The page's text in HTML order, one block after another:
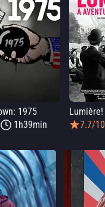
1975
1h39min
7.7/10